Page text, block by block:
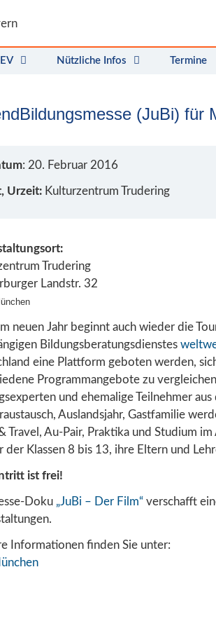
Nützliche Infos Termine
(JuBi) für
: 20. Februar 2016
Urzeit: Kulturzentrum Trudering
Trudering
Landstr. 32
neuen Jahr beginnt auch wieder die
Bildungsberatungsdienstes
eine Plattform geboten werden,
Programmangebote zu
und ehemalige Teilnehmer
Auslandsjahr, Gastfamilie
Travel, Au-Pair, Praktika und Studium
der Klassen 8 bis 13, ihre Eltern und
ist frei!
Doku „JuBi – Der Film“ verschafft
Informationen finden Sie unter: